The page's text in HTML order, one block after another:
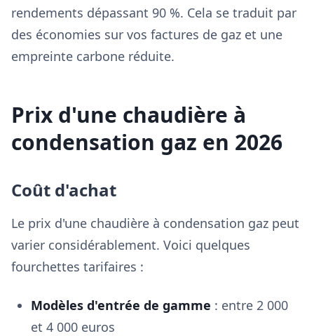
rendements dépassant 90 %. Cela se traduit par
des économies sur vos factures de gaz et une
empreinte carbone réduite.
Prix d'une chaudière à
condensation gaz en 2026
Coût d'achat
Le prix d'une chaudière à condensation gaz peut
varier considérablement. Voici quelques
fourchettes tarifaires :
Modèles d'entrée de gamme : entre 2 000
et 4 000 euros